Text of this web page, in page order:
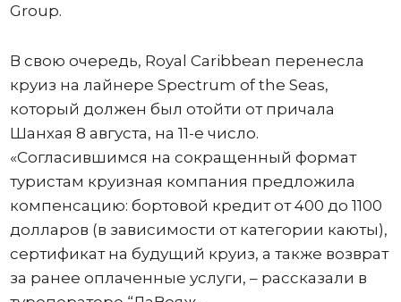
Group.
В свою очередь, Royal Caribbean перенесла
круиз на лайнере Spectrum of the Seas,
который должен был отойти от причала
Шанхая 8 августа, на 11-е число.
«Согласившимся на сокращенный формат
туристам круизная компания предложила
компенсацию: бортовой кредит от 400 до 1100
долларов (в зависимости от категории каюты),
сертификат на будущий круиз, а также возврат
за ранее оплаченные услуги, – рассказали в